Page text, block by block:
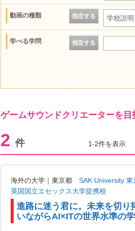
動画の種類 指定する 学校説明
学べる学問 指定する
ゲームサウンドクリエーターを
2 件 1-2件を表示
海外の大学｜東京都
SAK University
英国国立エセックス大学提携校
進路に迷う君に。未来を切り
いながらAI×ITの世界水準の